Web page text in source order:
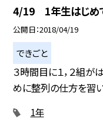
4/19 1年生はじめ
公開日 2018/04/19
できごと
３時間目に１，２組が
めに整列の仕方を習
1年